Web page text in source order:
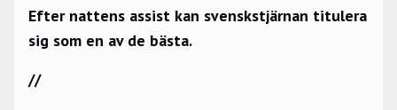
Efter nattens assist kan svenskstjärnan titulera
sig som en av de bästa.
//